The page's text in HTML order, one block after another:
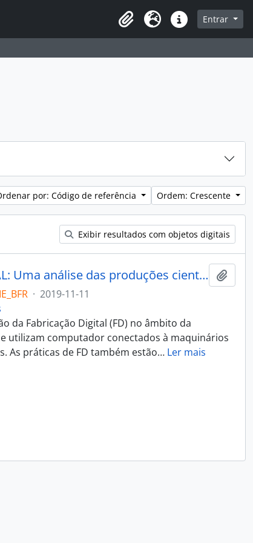
página de navegação
Idioma Atalhos Entrar
por: Código de referência Ordem: Crescente
Exibir resultados com objetos digitais
(RE)PENSAR A FABRICAÇÃO DIGITAL: Uma análise das produções científicas sobre Fabricação Digital
· 2019-11-11
da Fabricação Digital (FD) no âmbito da
utilizam computador conectados à maquinários
As práticas de FD também estão… Ler mais